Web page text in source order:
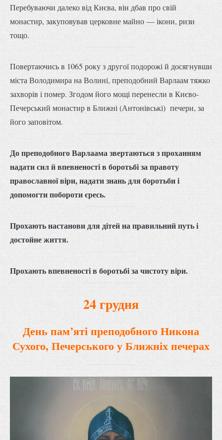
Перебуваючи далеко від Києва, він дбав про свій
монастир, закуповував церковне майно — ікони, ризи
тощо.
Повертаючись в 1065 року з другої подорожі й досягнувши
міста Володимира на Волині, преподобний Варлаам тяжко
захворів і помер. Згодом його мощі перенесли в Києво-
Печерський монастир в Ближні (Антонівські) печери, за
його заповітом.
До преподобного Варлаама звертаються з проханням
надати сил й впевненості в боротьбі за правоту
православної віри, надати знань для боротьби і
допомогти побороти єресь.
Прохають настанови для дітей на правильний путь і
достойне життя.
Прохають впевненості в боротьбі за чистоту віри.
24 грудня
День пам’яті преподобного Никона
Сухого, Печерського у Ближніх печерах